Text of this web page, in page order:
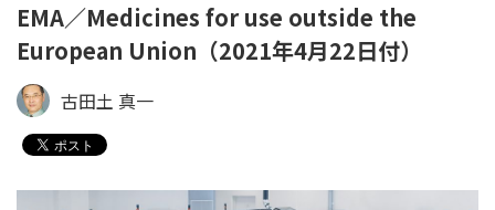
EMA／Medicines for use outside the
European Union（2021年4月22日付）
古田土 真一